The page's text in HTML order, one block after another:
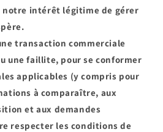
intérêt légitime de gérer
transaction commerciale
une faillite, pour se conformer
applicables (y compris pour
à comparaître, aux
et aux demandes
respecter les conditions de